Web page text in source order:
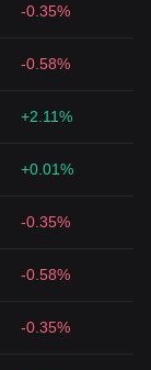
-0.35%
-0.58%
+2.11%
+0.01%
-0.35%
-0.58%
-0.35%